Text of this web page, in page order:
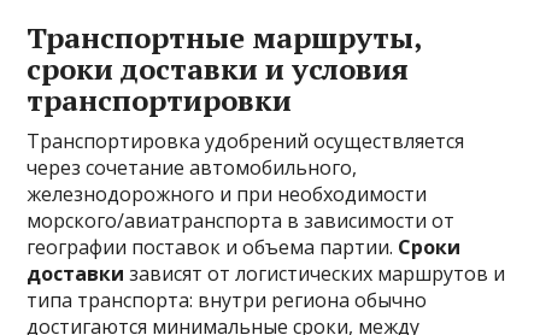
Транспортные маршруты,
сроки доставки и условия
транспортировки
Транспортировка удобрений осуществляется
через сочетание автомобильного,
железнодорожного и при необходимости
морского/авиатранспорта в зависимости от
географии поставок и объема партии. Сроки
доставки зависят от логистических маршрутов и
типа транспорта: внутри региона обычно
достигаются минимальные сроки, между